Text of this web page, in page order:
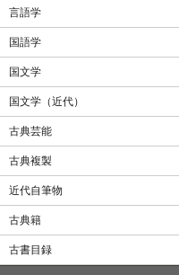
言語学
国語学
国文学
国文学（近代）
古典芸能
古典複製
近代自筆物
古典籍
古書目録